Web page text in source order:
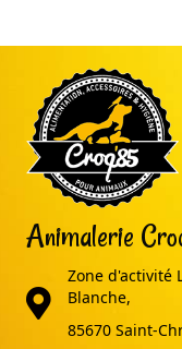
Animalerie
adresse
Zone d'activité
Blanche,
85670 Saint-